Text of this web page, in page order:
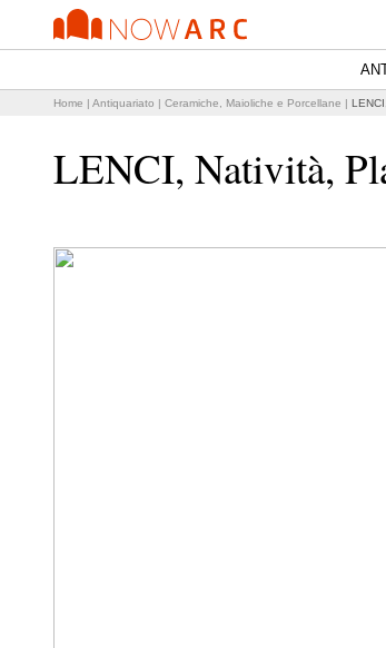
Home | Antiquariato | Ceramiche, Maioliche e Porcellane |
LENCI, Natività,